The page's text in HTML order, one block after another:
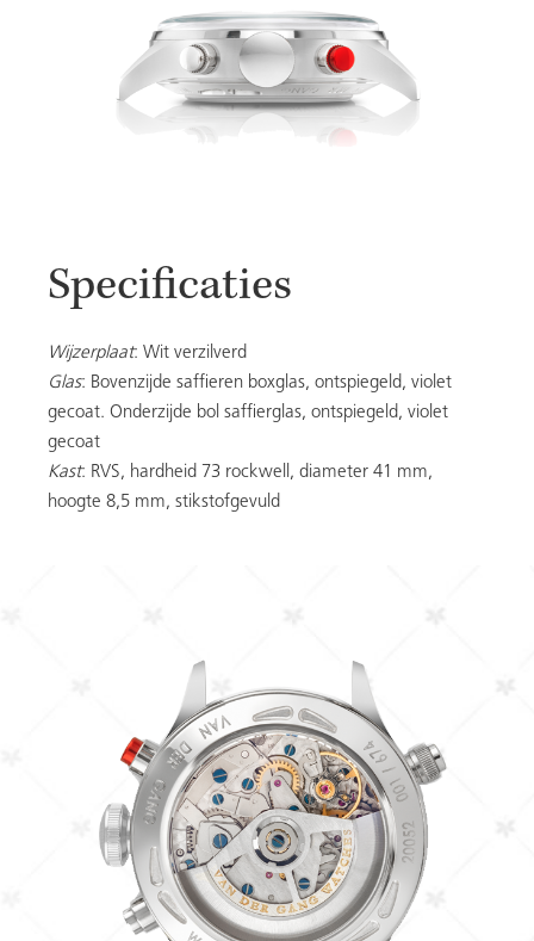
Specificaties
Wijzerplaat: Wit verzilverd
Glas: Bovenzijde saffieren boxglas, ontspiegeld, violet
gecoat. Onderzijde bol saffierglas, ontspiegeld, violet
gecoat
Kast: RVS, hardheid 73 rockwell, diameter 41 mm,
hoogte 8,5 mm, stikstofgevuld